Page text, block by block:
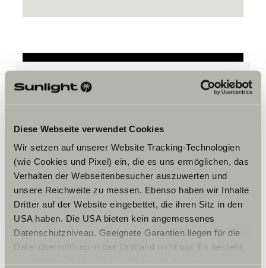
Diese Webseite verwendet Cookies
Wir setzen auf unserer Website Tracking-Technologien
(wie Cookies und Pixel) ein, die es uns ermöglichen, das
Verhalten der Webseitenbesucher auszuwerten und
unsere Reichweite zu messen. Ebenso haben wir Inhalte
Dritter auf der Website eingebettet, die ihren Sitz in den
USA haben. Die USA bieten kein angemessenes
Datenschutzniveau. Geeignete Garantien liegen für die
Datenübermittlung in das Drittland nicht vor. Es besteht
Hay que aceptar los cookies de
Ajustes de cookies